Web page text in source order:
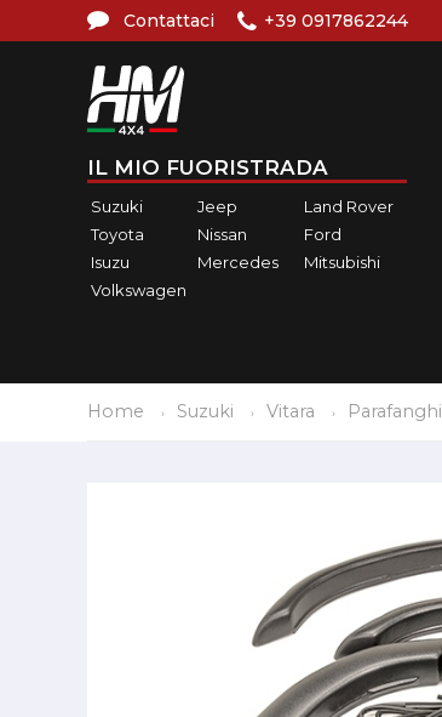
Contattaci +39 0917862244
IL MIO FUORISTRADA
Suzuki Jeep
Land Rover
Toyota
Nissan
Ford
Isuzu
Mercedes
Mitsubishi
Volkswagen
Home Suzuki Vitara Parafanghi